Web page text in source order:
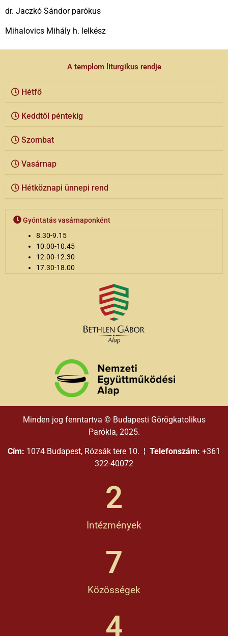
dr. Jaczkó Sándor parókus
Mihalovics Mihály h. lelkész
A templom liturgikus rendje
Hétfő
Keddtől péntekig
Szombat
Vasárnap
Hétköznapi ünnepi rend
Gyóntatás vasárnaponként
8.30-9.15
10.00-10.45
12.00-12.30
17.30-18.00
Minden jog fenntartva © Budapesti Görögkatolikus
Parókia, 2025.
Cím: 1074 Budapest, Rózsák tere 10. ¦ Telefonszám: +361
322-40072
Intézmények
2
Közösségek
7
4